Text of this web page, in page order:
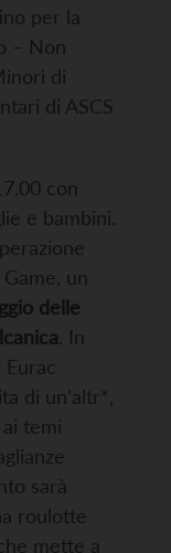
per la
– Non
di
di ASCS
con
e bambini.
un
delle
. In
di un’altr*,
temi
sarà
roulotte
mette a